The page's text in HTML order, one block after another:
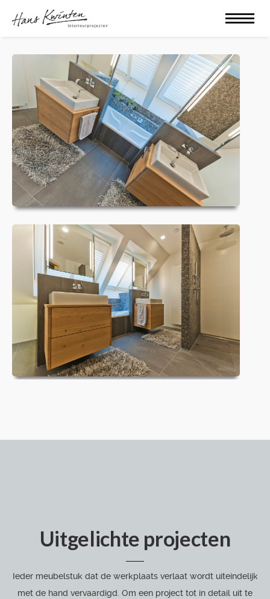
Uitgelichte projecten
Ieder meubelstuk dat de werkplaats verlaat wordt uiteindelijk
met de hand vervaardigd. Om een project tot in detail uit te